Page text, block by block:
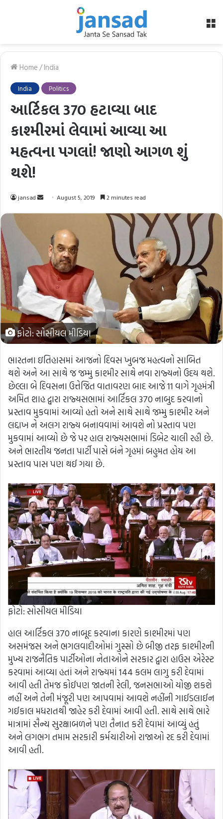
Home/India
India Politics
આર્ટિકલ 370 હટાવ્યા બાદ
કાશ્મીરમાં લેવામાં આવ્યા આ
મહત્વના પગલાં! જાણો આગળ શું
થશે!
jansad
Send August 5, 2019 2 minutes read
ફોટો: સોસીયલ મીડિયા
ભારતના ઇતિહાસમાં આજનો દિવસ ખુબજ મહત્વનો સાબિત
થશે અને આ સાથે જ જમ્મુ કાશ્મીર સાથે નવા રાજ્યનો ઉદય થશે.
છેલ્લા બે દિવસના ઉત્તેજિત વાતાવરણ બાદ આજે 11 વાગે ગૃહમંત્રી
અમિત શાહ દ્વારા રાજ્યસભામાં આર્ટિકલ 370 નાબુદ કરવાનો
પ્રસ્તાવ મુકવામાં આવ્યો હતો અને સાથે સાથે જમ્મુ કાશ્મીર અને
લદ્દાખ ને અલગ રાજ્ય બનાવવામાં આવશે નો પ્રસ્તાવ પણ
મુકવામાં આવ્યો છે જે પર હાલ રાજ્યસભામાં ડિબેટ ચાલી રહી છે.
અને ભારતીય જનતા પાર્ટી પાસે બંને ગૃહમાં બહુમત હોય આ
પ્રસ્તાવ પાસ પણ થઈ ગયા છે.
ફોટો: સોસીયલ મીડિયા
હાલ આર્ટિકલ 370 નાબૂદ કરવાના કારણે કાશ્મીરમાં પણ
અસમંજસ અને ભગલવાદીઓમાં ગુસ્સો છે બીજી તરફ કાશ્મીરની
મુખ્ય રાજનૈતિક પાર્ટીઓના નેતાઓને સરકાર દ્વારા હાઉસ એરેસ્ટ
કરવામાં આવ્યા હતાં અને રાજ્યમાં 144 કલમ લાગુ કરી દેવામાં
આવી હતી તેમજ કોઈપણ જાતની રેલી, જનસભાઓ યોજી શકશે
નહીં અને તેની મંજૂરી પણ આપવામાં આવશે નહીંની ગાઈડલાઈન
ગઈકાલ મધરાતથી જાહેર કરી દેવામાં આવી હતી. સાથે સાથે ભારે
માત્રામાં સૈન્ય સુરક્ષાબળને પણ તૈનાત કરી દેવામાં આવ્યું હતું
અને લગભગ તમામ સરકારી કર્મચારીઓ રાજાઓ રદ કરી દેવામાં
આવી હતી.